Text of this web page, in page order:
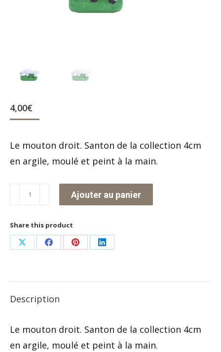
4,00€
Le mouton droit. Santon de la collection 4cm
en argile, moulé et peint à la main.
quantité
de
Le
mouton
Ajouter au panier
Share this product
Partager
X
Partager
Facebook
Partager
Pinterest
Partager
LinkedIn
Description
Le mouton droit. Santon de la collection 4cm
en argile, moulé et peint à la main.